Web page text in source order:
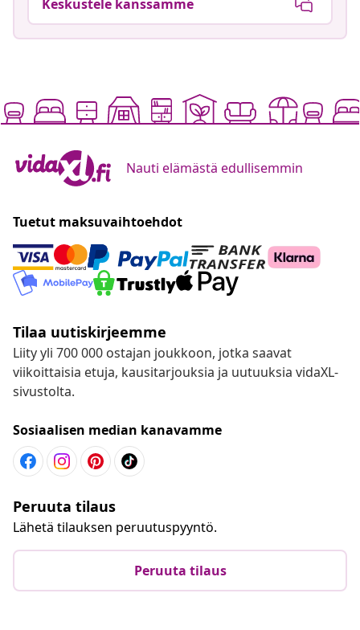
Keskustele kanssamme
Nauti elämästä edullisemmin
Tuetut maksuvaihtoehdot
Tilaa uutiskirjeemme
Liity yli 700 000 ostajan joukkoon, jotka saavat
viikoittaisia etuja, kausitarjouksia ja uutuuksia vidaXL-
sivustolta.
Sosiaalisen median kanavamme
Peruuta tilaus
Lähetä tilauksen peruutuspyyntö.
Peruuta tilaus